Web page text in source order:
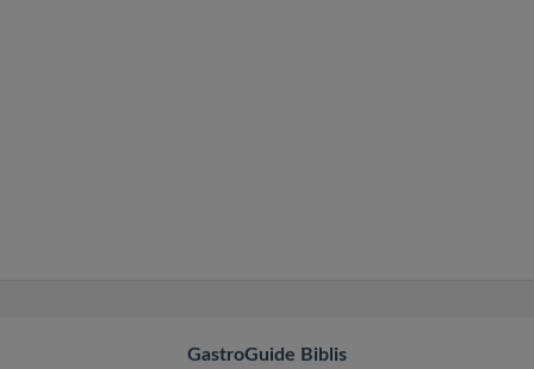
GastroGuide Biblis